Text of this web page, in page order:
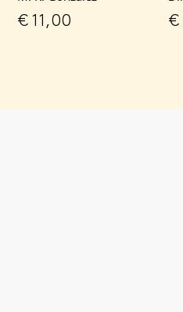
€11,00 €